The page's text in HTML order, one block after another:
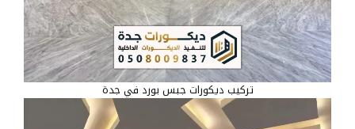
تركيب ديكورات جبس بورد في جدة